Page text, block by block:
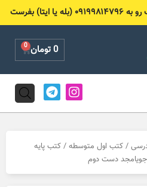
بفرست
0تومان 0
Cart
I
n
s
g
a
T
e
l
r
m
/ کتب اول متوسطه / کتب پایه
دست دوم